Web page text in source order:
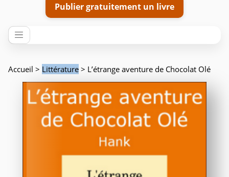
Publier gratuitement un livre
Accueil > Littérature > L’étrange aventure de Chocolat Olé